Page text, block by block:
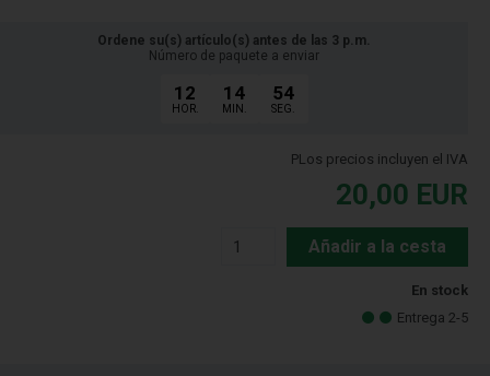
Ordene su(s) artículo(s) antes de las 3 p.m.
Número de paquete a enviar
12
HOR.
14
MIN.
53
SEG.
PLos precios incluyen el IVA
20,00 EUR
Añadir a la cesta
En stock
Entrega 2-5